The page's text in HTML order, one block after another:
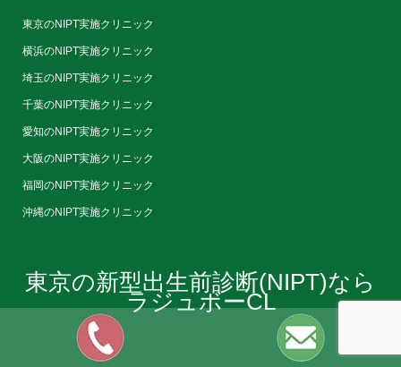
東京のNIPT実施クリニック
横浜のNIPT実施クリニック
埼玉のNIPT実施クリニック
千葉のNIPT実施クリニック
愛知のNIPT実施クリニック
大阪のNIPT実施クリニック
福岡のNIPT実施クリニック
沖縄のNIPT実施クリニック
東京の新型出生前診断(NIPT)なら
ラジュボーCL